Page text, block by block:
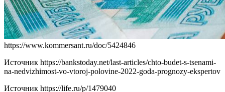
https://www.kommersant.ru/doc/5424846
Источник https://bankstoday.net/last-articles/chto-budet-s-tsenami-
na-nedvizhimost-vo-vtoroj-polovine-2022-goda-prognozy-ekspertov
Источник https://life.ru/p/1479040